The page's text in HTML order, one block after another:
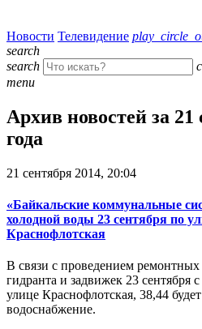
Новости Телевидение
search
search
menu
Архив новостей за 21
года
21 сентября 2014, 20:04
«Байкальские коммунальные
холодной воды 23 сентября по
Краснофлотская
В связи с проведением
гидранта и задвижек 23 сентября
улице Краснофлотская, 38,44
водоснабжение.